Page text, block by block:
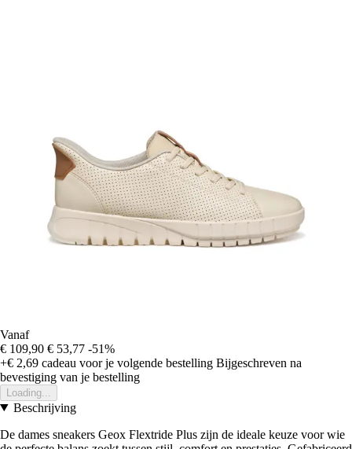
Vanaf
€ 109,90 € 53,77 -51%
+€ 2,69 cadeau voor je volgende bestelling Bijgeschreven na
bevestiging van je bestelling
Loading...
Beschrijving
De dames sneakers Geox Flextride Plus zijn de ideale keuze voor wie